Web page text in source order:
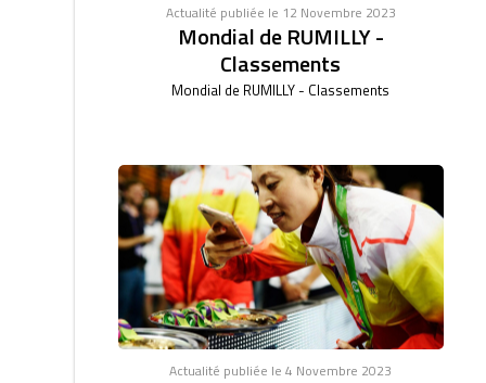
Actualité publiée le 12 Novembre 2023
Mondial de RUMILLY -
Classements
Mondial de RUMILLY - Classements
Actualité publiée le 4 Novembre 2023